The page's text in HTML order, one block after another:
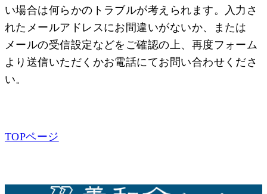
い場合は何らかのトラブルが考えられます。入力さ
れたメールアドレスにお間違いがないか、または
メールの受信設定などをご確認の上、再度フォーム
より送信いただくかお電話にてお問い合わせくださ
い。
TOPページ